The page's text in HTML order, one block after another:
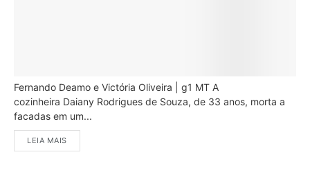
Fernando Deamo e Victória Oliveira | g1 MT A
cozinheira Daiany Rodrigues de Souza, de 33 anos, morta a
facadas em um...
LEIA MAIS